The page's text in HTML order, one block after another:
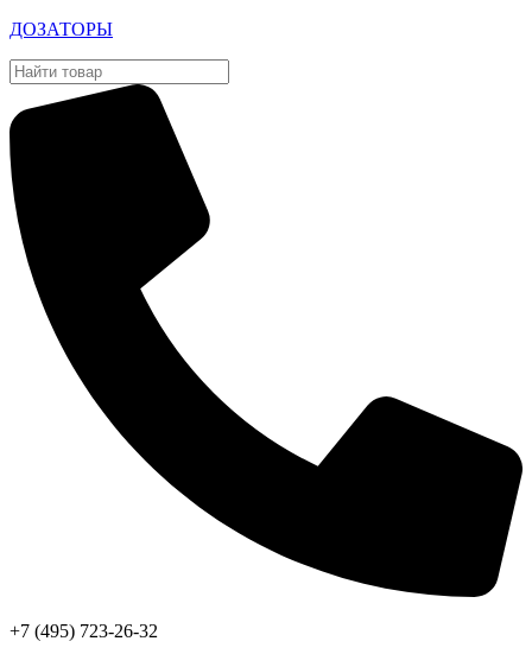
ДОЗАТОРЫ
+7 (495) 723-26-32